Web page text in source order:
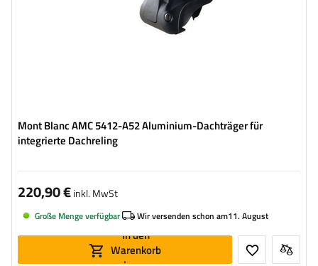
Mont Blanc AMC 5412-A52 Aluminium-Dachträger für
integrierte Dachreling
220,90 €inkl. MwSt
Große Menge verfügbar Wir versenden schon am11. August
In den
Warenkorb